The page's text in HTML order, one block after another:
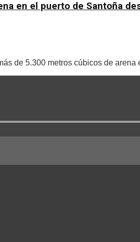
en el puerto de Santoña
de 5.300 metros cúbicos de arena